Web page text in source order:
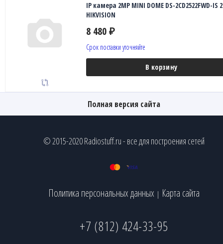
IP камера 2MP MINI DOME DS-2CD2522FWD-IS
HIKVISION
8 480 ₽
Срок поставки уточняйте
В корзину
Полная версия сайта
© 2015-2020 Radiostuff.ru - все для построения сетей
Политика персональных данных | Карта сайта
+7 (812) 424-33-95